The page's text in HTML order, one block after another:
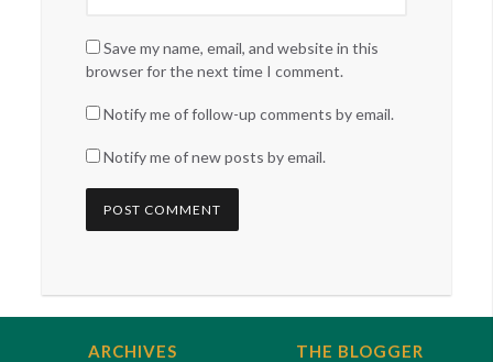
Save my name, email, and website in this
browser for the next time I comment.
Notify me of follow-up comments by email.
Notify me of new posts by email.
ARCHIVES THE BLOGGER